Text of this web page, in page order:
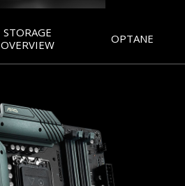
STORAGE
OVERVIEW
OPTANE